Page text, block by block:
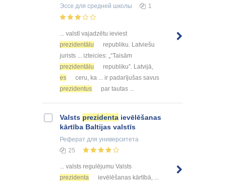
Эссе для средней школы 1
... valstī vajadzētu ieviest
prezidentālu
republiku. Latviešu
jurists ... izteicies: „“Taisām
prezidentālu
republiku”. Latvijā,
es
ceru, ka ... ir padarījušas savus
prezidentus
par tautas ...
Valsts prezidenta ievēlēšanas
kārtība Baltijas valstīs
Реферат для университета
25
... valsts regulējumu Valsts
prezidenta
ievēlēšanas kārtībā, ...